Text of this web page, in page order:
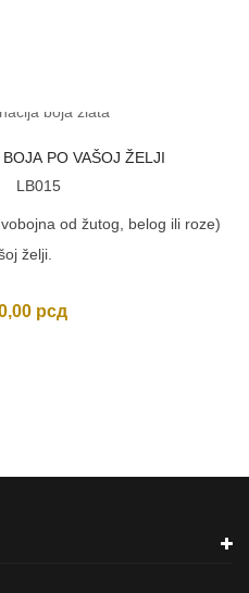
PO VAŠOJ ŽELJI
LB015
od žutog, belog ili roze)
želji.
рсд